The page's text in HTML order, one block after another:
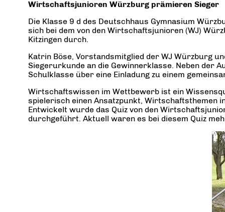
Wirtschaftsjunioren Würzburg prämieren Sieger
Die Klasse 9 d des Deutschhaus Gymnasium
sich bei dem von den Wirtschaftsjunioren (WJ)
Kitzingen durch.
Katrin Böse, Vorstandsmitglied der WJ Würzburg
Siegerurkunde an die Gewinnerklasse. Neben der
Schulklasse über eine Einladung zu einem
Wirtschaftswissen im Wettbewerb ist ein
spielerisch einen Ansatzpunkt, Wirtschaftsthemen
Entwickelt wurde das Quiz von den
durchgeführt. Aktuell waren es bei diesem Quiz